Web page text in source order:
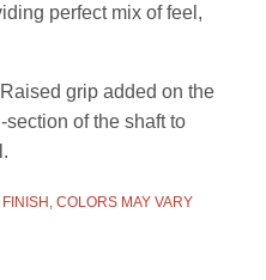
perfect mix of feel,
Raised grip added on the
section of the shaft to
COLORS MAY VARY